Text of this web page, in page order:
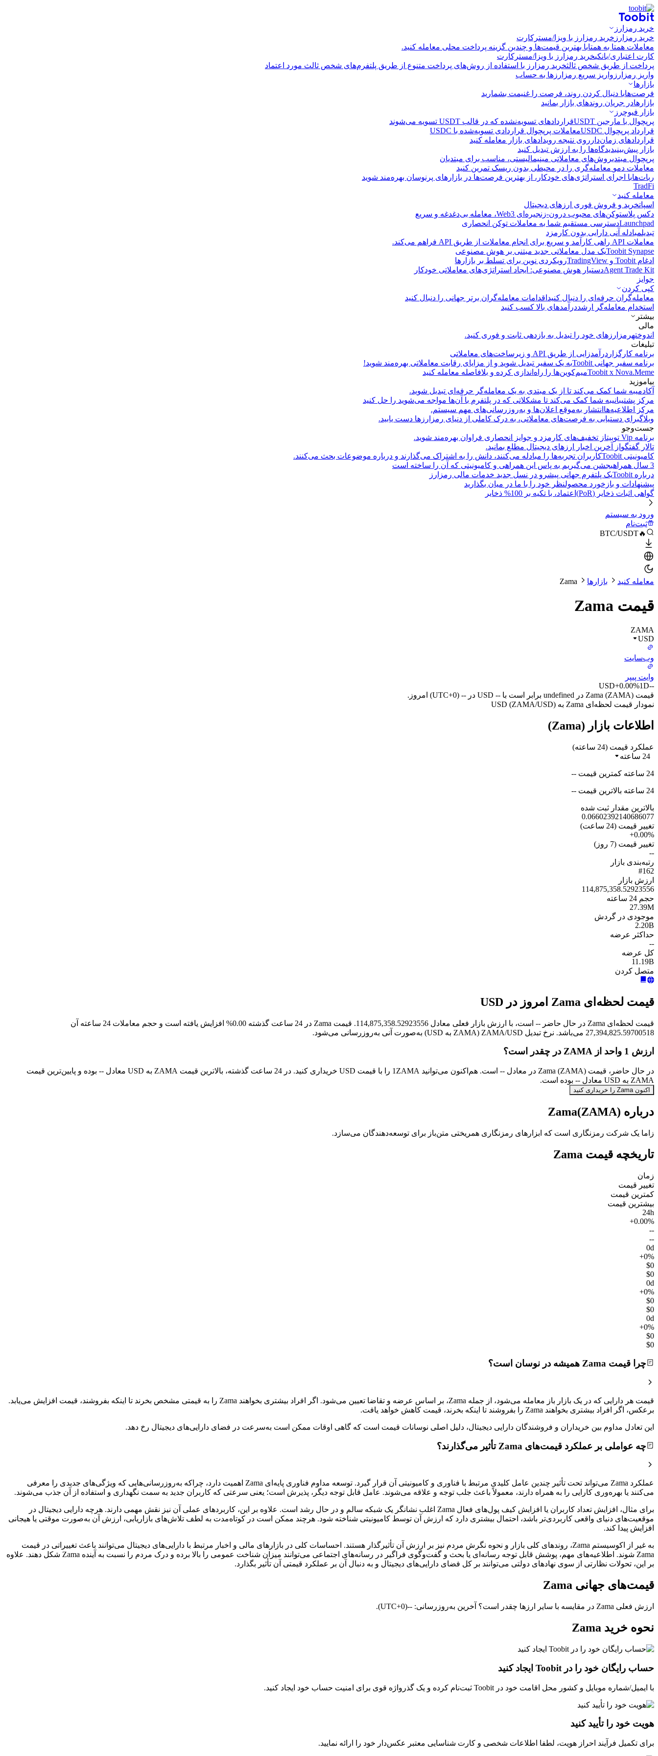
خرید رمزارز
خرید رمزارز خرید رمزارز با ویزا/مسترکارت
معاملات همتا به همتابا بهترین قیمت‌ها و چندین گزینه پرداخت محلی معامله کنید.
کارت اعتباری/بانکیخرید رمزارز با ویزا/مسترکارت
پرداخت از طریق شخص ثالثخرید رمزارز با استفاده از روش‌های پرداخت متنوع از طریق پلتفرم‌های شخص ثالث مورد اعتماد
واریز رمزارز واریز سریع رمزارزها به حساب
بازارها
فرصت‌هابا دنبال کردن روند، فرصت را غنیمت بشمارید
بازارهادر جریان روندهای بازار بمانید
بازار فیوچرز
پرپچوال با مارجین USDT
قراردادهای تسویه‌نشده که در قالب USDT تسویه می‌شوند
قرارداد پرپچوال USDC
معاملات پرپچوال قراردادی تسویه‌شده با USDC
قراردادهای زمان‌دار روی نتیجه رویدادهای بازار معامله کنید
بازار پیش‌بینیدیدگاه‌ها را به ارزش تبدیل کنید
پرپچوال مبتدیروش‌های معاملاتی مینیمالیستی، مناسب برای مبتدیان
معاملات دمو معامله‌گری را در محیطی بدون ریسک تمرین کنید
ربات‌هابا اجرای استراتژی‌های خودکار، از بهترین فرصت‌ها در بازارهای پرنوسان بهره‌مند شوید
TradFi
معامله کنید
اسپاتخرید و فروش فوری ارزهای دیجیتال
دکس پلاستوکن‌های محبوب درون-زنجیره‌ای Web3، معامله بی‌دغدغه و سریع
Launchpadدسترسی مستقیم شما به معاملات توکن انحصاری
تبدیلمبادله آنی دارایی بدون کارمزد
معاملات API
راهی کارآمد و سریع برای انجام معاملات از طریق API فراهم می‌کند.
Toobit Synapseیک مدل معاملاتی جدید مبتنی بر هوش مصنوعی
ادغام Toobit و TradingView
رویکردی نوین برای تسلط بر بازارها
Agent Trade Kitدستیار هوش مصنوعی: ایجاد استراتژی‌های معاملاتی خودکار
جوایز
کپی‌ کردن
معامله‌گران حرفه‌ای را دنبال کنید اقدامات معامله‌گران برتر جهانی را دنبال کنید
استخدام معامله‌گر ارشددرآمد‌های بالا کسب کنید
بیشتر
مالی
اندوختهرمزارزهای خود را تبدیل به بازدهی ثابت و فوری کنید.
تبلیغات
برنامه کارگزار درآمدزایی از طریق API و زیرساخت‌های معاملاتی
برنامه سفیر جهانی Toobit
به یک سفیر تبدیل شوید و از مزایای رقابت معاملاتی بهره‌مند شوید!
Toobit x Nova.Memeمیم‌کوین‌ها را راه‌اندازی کرده و بلافاصله معامله کنید
بیاموزید
آکادمیبه شما کمک می‌کند تا از یک مبتدی به یک معامله‌گر حرفه‌ای تبدیل شوید.
مرکز پشتیبانیبه شما کمک می‌کند تا مشکلاتی که در پلتفرم با آن‌ها مواجه می‌شوید را حل کنید
مرکز اطلاعیه‌ها انتشار به‌موقع اعلان‌ها و به‌روزرسانی‌های مهم سیستم.
وبلاگبرای دستیابی به فرصت‌های معاملاتی، به درک کاملی از دنیای رمزارزها دست یابید.
جست‌وجو
برنامه Vip توبیت
از تخفیف‌های کارمزد و جوایز انحصاری فراوان بهره‌مند شوید.
تالار گفتگو از آخرین اخبار ارزهای دیجیتال مطلع بمانید.
کامیونیتی Toobit
کاربران تجربه‌ها را مبادله می‌کنند، دانش را به اشتراک می‌گذارند و درباره موضوعات بحث می‌کنند.
3 سال همراهی
جشن می‌گیریم به پاس این همراهی و کامیونیتی که آن را ساخته است
درباره Toobit
یک پلتفرم جهانی پیشرو در نسل جدید خدمات مالی رمزارز
پیشنهادات و بازخورد محصولنظر خود را با ما در میان بگذارید
گواهی اثبات ذخایر (PoR)
اعتماد، با تکیه بر 100% ذخایر
ورود به سیستم
ثبت‌نام
🔥BTC/USDT
معامله کنید بازارها Zama
قیمت Zama
ZAMA
USD
وب‌سایت
وایت پیپر
--
USD+0.00%1D
قیمت Zama (ZAMA) در undefined برابر است با -- USD در -- (UTC+0) امروز.
نمودار قیمت لحظه‌ای Zama به USD (ZAMA/USD)
اطلاعات بازار (Zama)
عملکرد قیمت (24 ساعته)
24 ساعته
24 ساعته کمترین قیمت --
24 ساعته بالاترین قیمت --
بالاترین مقدار ثبت شده
0.06602392140686077
تغییر قیمت (24 ساعت)
+0.00%
تغییر قیمت (7 روز)
--
رتبه‌بندی بازار
#162
ارزش بازار
114,875,358.52923556
حجم 24 ساعته
27.39M
موجودی در گردش
2.20B
حداکثر عرضه
--
کل عرضه
11.19B
متصل کردن
قیمت لحظه‌ای Zama امروز در USD
قیمت لحظه‌ای Zama در حال حاضر -- است، با ارزش بازار فعلی معادل 114,875,358.52923556. قیمت Zama در 24 ساعت گذشته 0.00% افزایش یافته است و حجم معاملات 24 ساعته آن
27,394,825.59700518 می‌باشد. نرخ تبدیل ZAMA/USD (ZAMA به USD) به‌صورت آنی به‌روزرسانی می‌شود.
ارزش 1 واحد از ZAMA در چقدر است؟
در حال حاضر، قیمت Zama (ZAMA) در معادل -- است. هم‌اکنون می‌توانید 1ZAMA را با قیمت USD خریداری کنید. در 24 ساعت گذشته، بالاترین قیمت ZAMA به USD معادل -- بوده و پایین‌ترین قیمت
ZAMA به USD معادل -- بوده است.
اکنون Zama را خریداری کنید
درباره Zama(ZAMA)
زاما یک شرکت رمزنگاری است که ابزارهای رمزنگاری همریختی متن‌باز برای توسعه‌دهندگان می‌سازد.
تاریخچه قیمت Zama
زمان
تغییر قیمت
کمترین قیمت
بیشترین قیمت
24h
+0.00%
--
--
0d
+0%
$0
$0
0d
+0%
$0
$0
0d
+0%
$0
$0
چرا قیمت Zama همیشه در نوسان است؟
قیمت هر دارایی که در یک بازار باز معامله می‌شود، از جمله Zama، بر اساس عرضه و تقاضا تعیین می‌شود. اگر افراد بیشتری بخواهند Zama را به قیمتی مشخص بخرند تا اینکه بفروشند، قیمت افزایش می‌یابد.
برعکس، اگر افراد بیشتری بخواهند Zama را بفروشند تا اینکه بخرند، قیمت کاهش خواهد یافت.
این تعادل مداوم بین خریداران و فروشندگان دارایی دیجیتال، دلیل اصلی نوسانات قیمت است که گاهی اوقات ممکن است به‌سرعت در فضای دارایی‌های دیجیتال رخ دهد.
چه عواملی بر عملکرد قیمت‌های Zama تأثیر می‌گذارند؟
عملکرد Zama می‌تواند تحت تأثیر چندین عامل کلیدی مرتبط با فناوری و کامیونیتی آن قرار گیرد. توسعه مداوم فناوری پایه‌ای Zama اهمیت دارد، چراکه به‌روزرسانی‌هایی که ویژگی‌های جدیدی را معرفی
می‌کنند یا بهره‌وری کارایی را به همراه دارند، معمولاً باعث جلب توجه و علاقه‌ می‌شوند. عامل قابل توجه دیگر، پذیرش است؛ یعنی سرعتی که کاربران جدید به سمت نگهداری و استفاده از آن جذب می‌شوند.
برای مثال، افزایش تعداد کاربران یا افزایش کیف پول‌های فعال Zama اغلب نشانگر یک شبکه سالم و در حال رشد است. علاوه بر این، کاربردهای عملی آن نیز نقش مهمی دارند. هرچه دارایی دیجیتال در
موقعیت‌های دنیای واقعی کاربردی‌تر باشد، احتمال بیشتری دارد که ارزش آن توسط کامیونیتی شناخته شود. هرچند ممکن است در کوتاه‌مدت به لطف تلاش‌های بازاریابی، ارزش آن به‌صورت موقتی یا هیجانی
افزایش پیدا کند.
به غیر از اکوسیستم Zama، روندهای کلی بازار و نحوه نگرش مردم نیز بر ارزش آن تأثیرگذار هستند. احساسات کلی در بازارهای مالی و اخبار مرتبط با دارایی‌های دیجیتال می‌توانند باعث تغییراتی در قیمت
Zama شوند. اطلاعیه‌های مهم، پوشش قابل توجه رسانه‌ای یا بحث و گفت‌وگوی فراگیر در رسانه‌های اجتماعی می‌توانند میزان شناخت عمومی را بالا برده و درک مردم را نسبت به آینده Zama شکل دهند. علاوه
بر این، تحولات نظارتی از سوی نهادهای دولتی می‌توانند بر کل فضای دارایی‌های دیجیتال و به‌ دنبال آن بر عملکرد قیمتی آن تأثیر بگذارد.
قیمت‌های جهانی Zama
ارزش فعلی Zama در مقایسه با سایر ارزها چقدر است؟ آخرین به‌روزرسانی: --(UTC+0).
نحوه خرید Zama
حساب رایگان خود را در Toobit ایجاد کنید
با ایمیل/شماره موبایل و کشور محل اقامت خود در Toobit ثبت‌نام کرده و یک گذرواژه قوی برای امنیت حساب خود ایجاد کنید.
هویت خود را تأیید کنید
برای تکمیل فرآیند احراز هویت، لطفا اطلاعات شخصی و کارت شناسایی معتبر عکس‌دار خود را ارائه نمایید.